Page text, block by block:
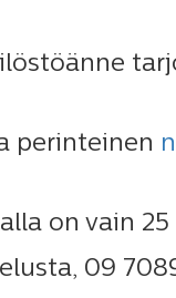
perinteinen
on vain
09 7089